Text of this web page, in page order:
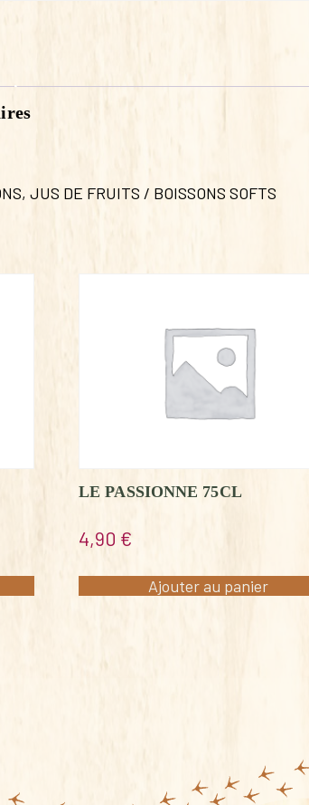
, JUS DE FRUITS / BOISSONS SOFTS
LE PASSIONNE 75CL
4,90 €
Ajouter au panier